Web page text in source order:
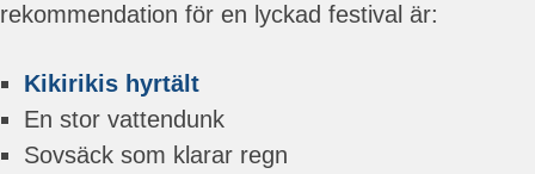
rekommendation för en lyckad festival är:
Kikirikis hyrtält
En stor vattendunk
Sovsäck som klarar regn